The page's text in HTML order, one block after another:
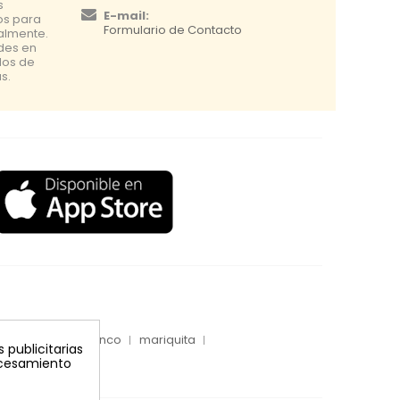
para
en
de
E-mail:
Formulario de Contacto
inyecciones tronco
mariquita
publicitarias